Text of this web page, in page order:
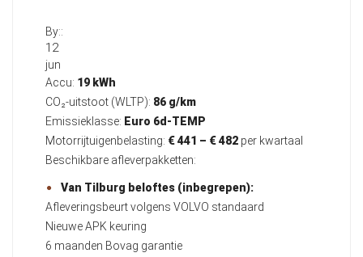
By::
12
jun
Accu: 19 kWh
CO₂-uitstoot (WLTP): 86 g/km
Emissieklasse: Euro 6d-TEMP
Motorrijtuigenbelasting: € 441 – € 482 per kwartaal
Beschikbare afleverpakketten:
Van Tilburg beloftes (inbegrepen):
Afleveringsbeurt volgens VOLVO standaard
Nieuwe APK keuring
6 maanden Bovag garantie